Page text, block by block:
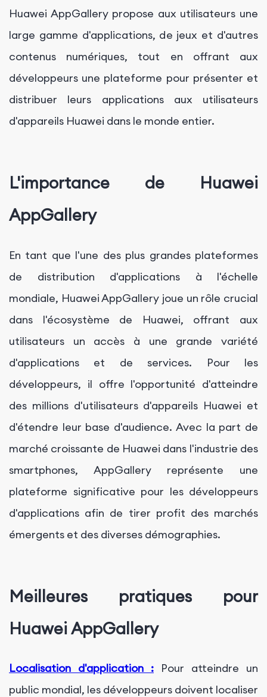
Huawei AppGallery propose aux utilisateurs une
large gamme d'applications, de jeux et d'autres
contenus numériques, tout en offrant aux
développeurs une plateforme pour présenter et
distribuer leurs applications aux utilisateurs
d'appareils Huawei dans le monde entier.
L'importance de Huawei
AppGallery
En tant que l'une des plus grandes plateformes
de distribution d'applications à l'échelle
mondiale, Huawei AppGallery joue un rôle crucial
dans l'écosystème de Huawei, offrant aux
utilisateurs un accès à une grande variété
d'applications et de services. Pour les
développeurs, il offre l'opportunité d'atteindre
des millions d'utilisateurs d'appareils Huawei et
d'étendre leur base d'audience. Avec la part de
marché croissante de Huawei dans l'industrie des
smartphones, AppGallery représente une
plateforme significative pour les développeurs
d'applications afin de tirer profit des marchés
émergents et des diverses démographies.
Meilleures pratiques pour
Huawei AppGallery
Localisation d'application : Pour atteindre un
public mondial, les développeurs doivent localiser